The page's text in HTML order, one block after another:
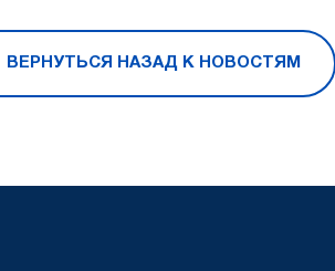
ВЕРНУТЬСЯ НАЗАД К НОВОСТЯМ